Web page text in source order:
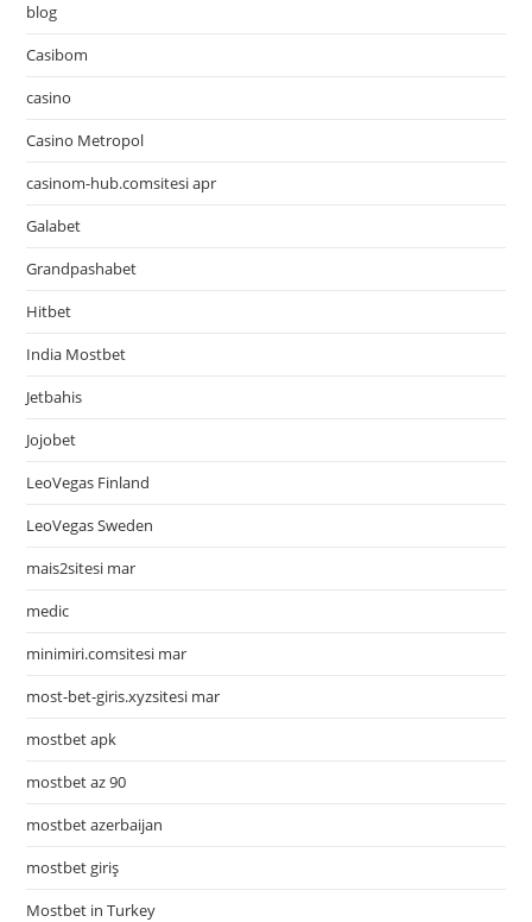
blog
Casibom
casino
Casino Metropol
casinom-hub.comsitesi apr
Galabet
Grandpashabet
Hitbet
India Mostbet
Jetbahis
Jojobet
LeoVegas Finland
LeoVegas Sweden
mais2sitesi mar
medic
minimiri.comsitesi mar
most-bet-giris.xyzsitesi mar
mostbet apk
mostbet az 90
mostbet azerbaijan
mostbet giriş
Mostbet in Turkey